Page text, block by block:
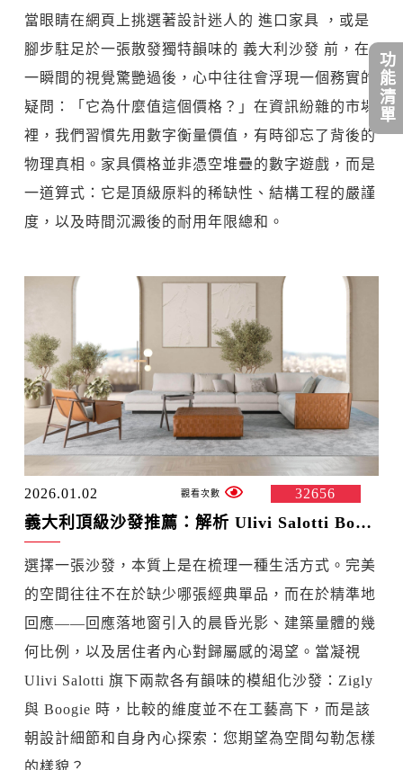
當眼睛在網頁上挑選著設計迷人的 進口家具 ，或是
腳步駐足於一張散發獨特韻味的 義大利沙發 前，在
一瞬間的視覺驚艷過後，心中往往會浮現一個務實的
疑問：「它為什麼值這個價格？」在資訊紛雜的市場
裡，我們習慣先用數字衡量價值，有時卻忘了背後的
物理真相。家具價格並非憑空堆疊的數字遊戲，而是
一道算式：它是頂級原料的稀缺性、結構工程的嚴謹
度，以及時間沉澱後的耐用年限總和。
2026.01.02 32656
義大利頂級沙發推薦：解析 Ulivi Salotti Boogie 與 Zigly 的設計美學
選擇一張沙發，本質上是在梳理一種生活方式。完美
的空間往往不在於缺少哪張經典單品，而在於精準地
回應——回應落地窗引入的晨昏光影、建築量體的幾
何比例，以及居住者內心對歸屬感的渴望。當凝視
Ulivi Salotti 旗下兩款各有韻味的模組化沙發：Zigly
與 Boogie 時，比較的維度並不在工藝高下，而是該
朝設計細節和自身內心探索：您期望為空間勾勒怎樣
的樣貌？
功能清單